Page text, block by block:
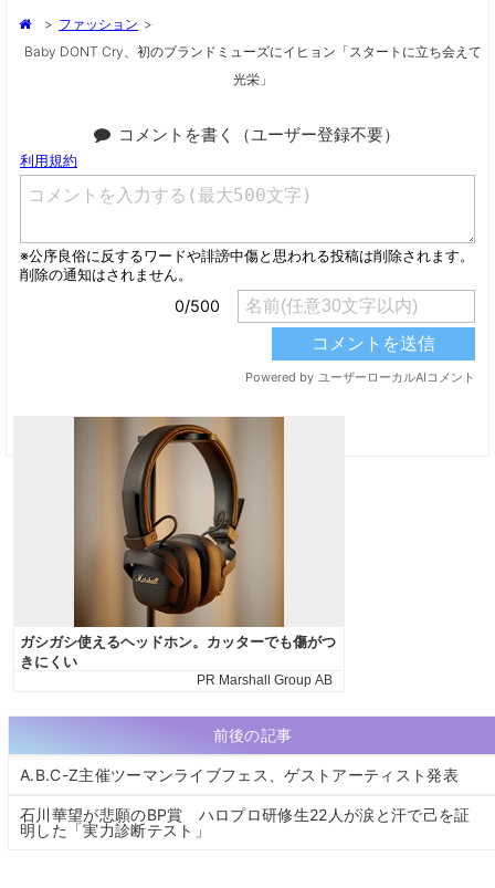
> ファッション >
Baby DONT Cry、初のブランドミューズにイヒョン「スタートに立ち会えて
光栄」
コメントを書く（ユーザー登録不要）
前後の記事
A.B.C-Z主催ツーマンライブフェス、ゲストアーティスト発表
石川華望が悲願のBP賞 ハロプロ研修生22人が涙と汗で己を証
明した「実力診断テスト」